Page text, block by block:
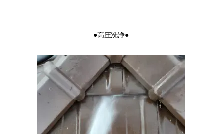
●高圧洗浄●